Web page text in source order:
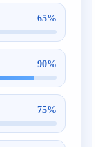
65%
90%
75%